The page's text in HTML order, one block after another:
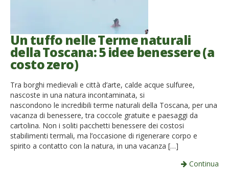
Un tuffo nelle Terme naturali
della Toscana: 5 idee benessere (a
costo zero)
Tra borghi medievali e città d’arte, calde acque sulfuree,
nascoste in una natura incontaminata, si
nascondono le incredibili terme naturali della Toscana, per una
vacanza di benessere, tra coccole gratuite e paesaggi da
cartolina. Non i soliti pacchetti benessere dei costosi
stabilimenti termali, ma l’occasione di rigenerare corpo e
spirito a contatto con la natura, in una vacanza […]
Continua